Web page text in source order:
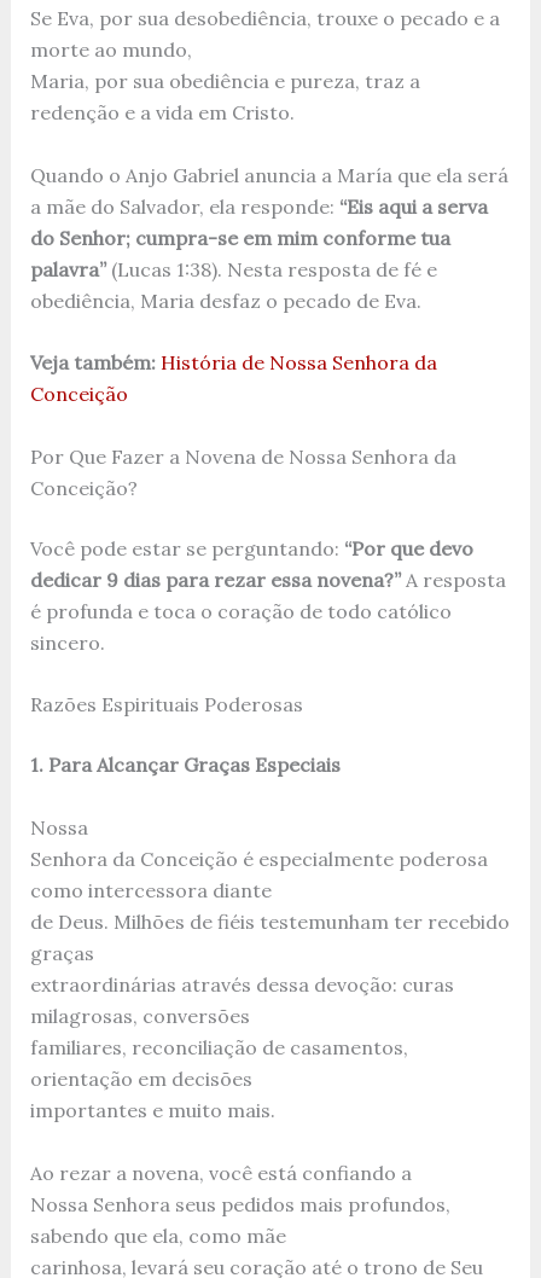
Se Eva, por sua desobediência, trouxe o pecado e a
morte ao mundo,
Maria, por sua obediência e pureza, traz a
redenção e a vida em Cristo.
Quando o Anjo Gabriel anuncia a María que ela será
a mãe do Salvador, ela responde: “Eis aqui a serva
do Senhor; cumpra-se em mim conforme tua
palavra”(Lucas 1:38). Nesta resposta de fé e
obediência, Maria desfaz o pecado de Eva.
Veja também: História de Nossa Senhora da
Conceição
Por Que Fazer a Novena de Nossa Senhora da
Conceição?
Você pode estar se perguntando: “Por que devo
dedicar 9 dias para rezar essa novena?”A resposta
é profunda e toca o coração de todo católico
sincero.
Razões Espirituais Poderosas
1. Para Alcançar Graças Especiais
Nossa
Senhora da Conceição é especialmente poderosa
como intercessora diante
de Deus. Milhões de fiéis testemunham ter recebido
graças
extraordinárias através dessa devoção: curas
milagrosas, conversões
familiares, reconciliação de casamentos,
orientação em decisões
importantes e muito mais.
Ao rezar a novena, você está confiando a
Nossa Senhora seus pedidos mais profundos,
sabendo que ela, como mãe
carinhosa, levará seu coração até o trono de Seu